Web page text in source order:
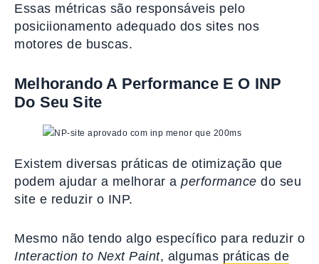
Essas métricas são responsáveis pelo
posiciionamento adequado dos sites nos
motores de buscas.
Melhorando A Performance E O INP
Do Seu Site
Existem diversas práticas de otimização que
podem ajudar a melhorar a performance do seu
site e reduzir o INP.
Mesmo não tendo algo específico para reduzir o
Interaction to Next Paint, algumas práticas de